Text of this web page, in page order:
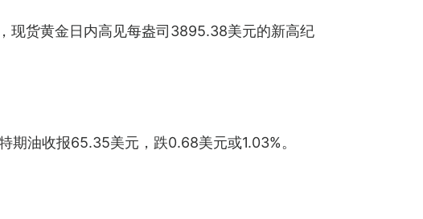
现货黄金日内高见每盎司3895.38美元的新高纪
油收报65.35美元，跌0.68美元或1.03%。